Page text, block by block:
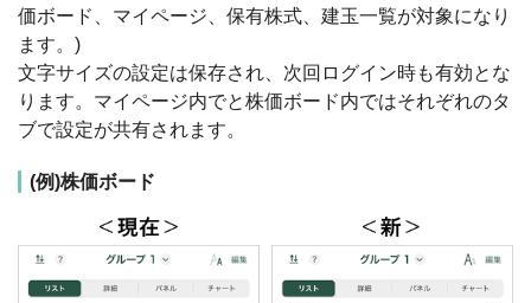
価ボード、マイページ、保有株式、建玉一覧が対象になり
ます。)
文字サイズの設定は保存され、次回ログイン時も有効とな
ります。マイページ内でと株価ボード内ではそれぞれのタ
ブで設定が共有されます。
(例)株価ボード